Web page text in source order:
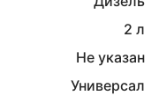
2 л
Не указан
Универсал